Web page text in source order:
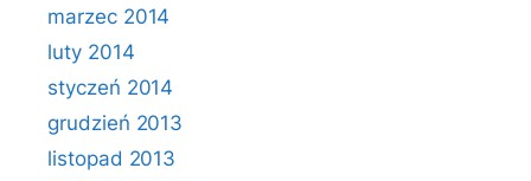
marzec 2014
luty 2014
styczeń 2014
grudzień 2013
listopad 2013